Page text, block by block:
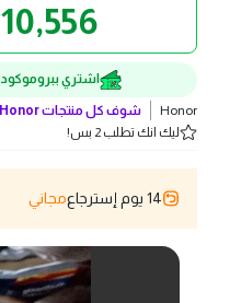
10,556
اشتري ببروموكود
Honor شوف كل منتجاتHonor
ليك انك تطلب 2 بس!
14 يوم إسترجاع مجاني